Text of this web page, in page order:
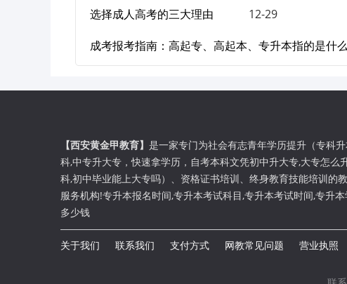
选择成人高考的三大理由 12-29
成考报考指南：高起专、高起本、专升本指的是什么
【西安黄金甲教育】 是一家专门为社会有志青年学历提升（专科
科,中专升大专 ，快速拿学历 ， 自考本科文凭初中升大专,大专怎么
科,初中毕业能上大专吗）、资格证书培训、终身教育技能培训的
服务机构!专升本报名时间,专升本考试科目,专升本考试时间,专升
多少钱
关于我们 联系我们 支付方式 网教常见问题 营业执照